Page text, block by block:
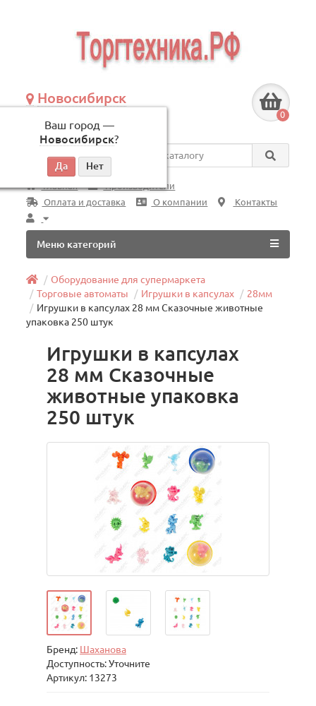
Новосибирск
Ваш город —
Новосибирск?
по будням, с 09:00 до 18:00
0
Везде
Главная
Производители
Оплата и доставка
О компании Контакты
Меню категорий
Оборудование для супермаркета
Торговые автоматы
Игрушки в капсулах
28мм
Игрушки в капсулах 28 мм Сказочные животные
упаковка 250 штук
Игрушки в капсулах
28 мм Сказочные
животные упаковка
250 штук
Бренд: Шаханова
Доступность: Уточните
Артикул: 13273